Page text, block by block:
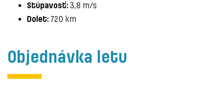
Stúpavosť:3,8 m/s
Dolet: 720 km
Objednávka letu